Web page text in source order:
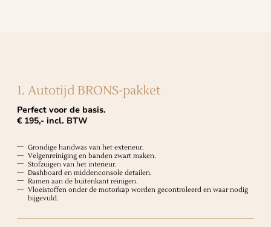
1. Autotijd BRONS-pakket
Perfect voor de basis.
€ 195,- incl. BTW
Grondige handwas van het exterieur.
Velgenreiniging en banden zwart maken.
Stofzuigen van het interieur.
Dashboard en middenconsole detailen.
Ramen aan de buitenkant reinigen.
Vloeistoffen onder de motorkap worden gecontroleerd en waar nodig
bijgevuld.